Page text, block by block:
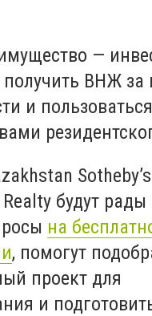
—
ВНЖ за
и
Sotheby’s
будут рады
на
, помогут
проект для
и